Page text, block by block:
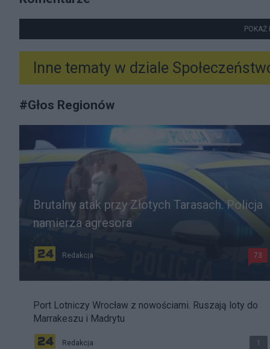
POKAŻ
Inne tematy w dziale
#Głos Regionów
Brutalny atak przy Złotych Tarasach. Policja
namierza agresora
Redakcja 73
Port Lotniczy Wrocław z nowościami. Ruszają loty do
Marrakeszu i Madrytu
Redakcja 1